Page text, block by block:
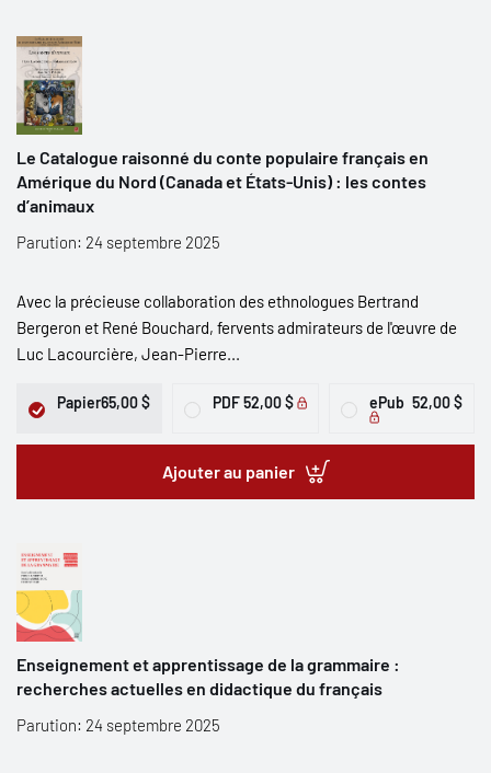
Le Catalogue raisonné du conte populaire français en
Amérique du Nord (Canada et États-Unis) : les contes
d’animaux
Parution: 24 septembre 2025
Avec la précieuse collaboration des ethnologues Bertrand
Bergeron et René Bouchard, fervents admirateurs de l'œuvre de
Luc Lacourcière, Jean-Pierre...
Papier65,00 $ PDF52,00 $ ePub 52,00 $
Ajouter au panier
Enseignement et apprentissage de la grammaire :
recherches actuelles en didactique du français
Parution: 24 septembre 2025